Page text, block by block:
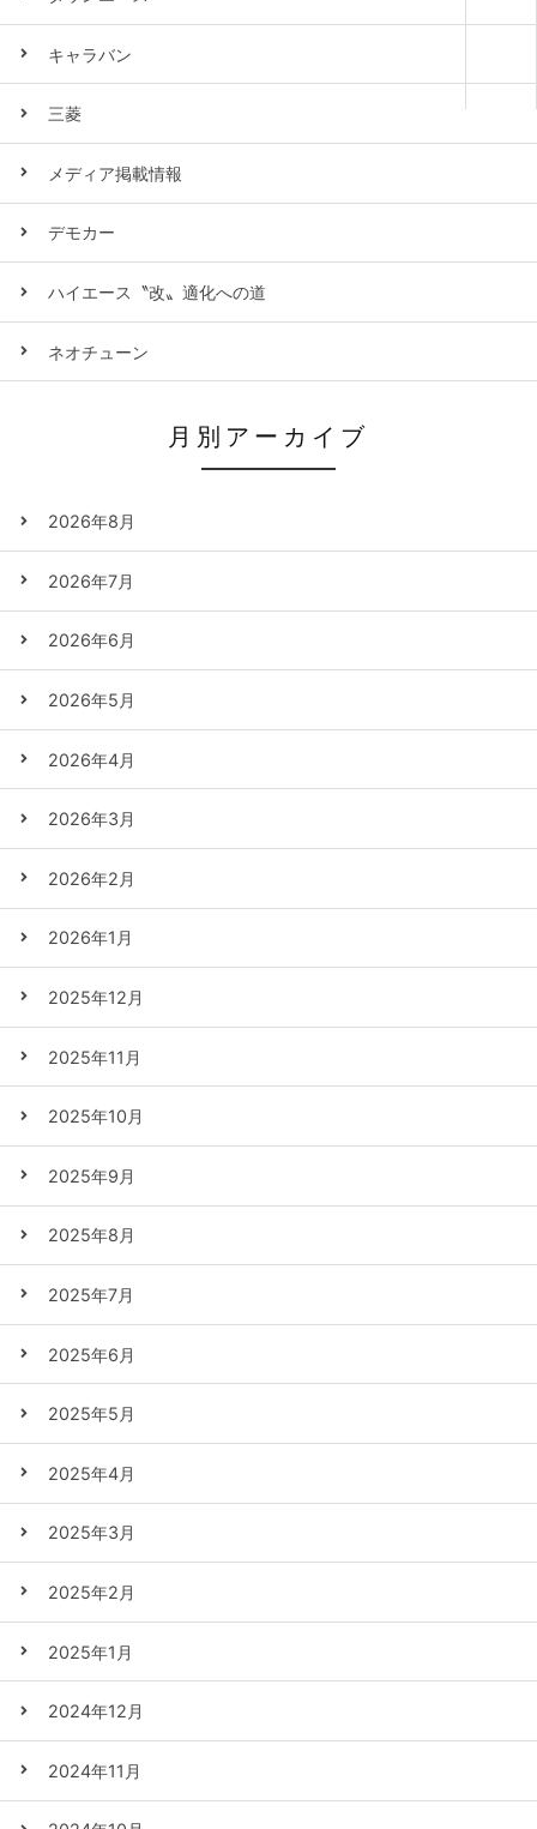
キャラバン
三菱
メディア掲載情報
デモカー
ハイエース〝改〟適化への道
ネオチューン
月別アーカイブ
2026年8月
2026年7月
2026年6月
2026年5月
2026年4月
2026年3月
2026年2月
2026年1月
2025年12月
2025年11月
2025年10月
2025年9月
2025年8月
2025年7月
2025年6月
2025年5月
2025年4月
2025年3月
2025年2月
2025年1月
2024年12月
2024年11月